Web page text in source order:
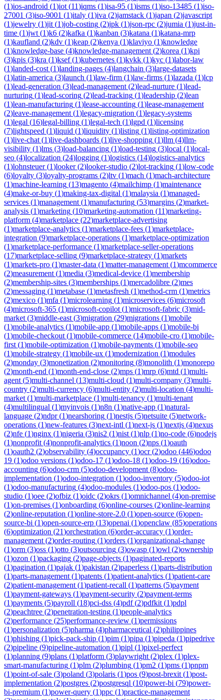
(1)ios-android (1)iot (11)iqms (1)isa-95 (1)isms (1)iso-13485 (1)iso-
27001 (3)iso-9001 (1)italy (1)iva (2)jamstack (1)japan (2)javascript
(1)jewelry (1)jit (1)job-costing (2)jpk (1)json-rpc (2)jumia (1)just-in-
time (1)jwt (1)k6 (2)kafka (1)kanban (3)katana (1)katana-mrp
(1)kaufland (2)kdv (1)keap (2)kenya (1)klaviyo (1)knowledge
(1)knowledge-base (4)knowledge-management (2)korea (1)kpi
(3)kpis (3)kra (1)ksef(1)kubernetes (1)kvkk (1)kyc (1)labor-law
(1)landed-cost (1)landing-pages (4)langchain (3)large-datasets
(1)latin-america (3)launch (1)law-firm (1)law-firms (1)lazada (1)lcp
(1)lead-generation (3)lead-management (2)lead-nurture (1)lead-
nurturing (1)lead-scoring (2)lead-tracking (1)leadership (2)lean
(1)lean-manufacturing (1)lease-accounting (1)lease-management
(2)leave-management (1)legacy-migration (1)legacy-systems
(1)legal (16)legal-billing (1)legal-tech (1)lgpd (1)licensing
(7)lightspeed (1)liquid (1)liquidity (1)listing (1)listing-optimization
(1)live-chat (1)live-dashboards (1)live-shopping (1)llm (4)llm-
visibility (1)lms (3)load-balancing (1)load-testing (3)local (1)local-
seo (4)localization (24)logging (1)logistics (14)logistics-analytics
(1)lohnsteuer(1)looker(2)looker-studio (2)lot-tracking (1)low-code
(6)loyalty (3)loyalty-programs (2)ltv (1)mach (1)mach-architecture
(1)machine-learning (13)magento (4)mailchimp (1)maintenance
(4)make-or-buy (1)making-tax-digital (1)malaysia (1)managed-
services (1)management (1)manufacturing (53)margins (2)market-
analysis (1)marketing (10)marketing-automation (11)marketing-
platform (4)marketplace (22)marketplace-advertising
(1)marketplace-analytics (1)marketplace-fees (1)marketplace-
integration (9)marketplace-operations (1)marketplace-optimization
(1)marketplace-performance (1)marketplace-seller-operations
(17)marketplace-selling (9)marketplace-strategy (1)markets
(1)markets-pro (1)master-data (1)matter-management (1)mcommerce
(2)measurement (1)media (3)medical-device (1)membership
(2)membership-sites (3)memberships (1)mercadolibre (2)mes
(2)messaging (1)metabase (1)metasfresh (1)method-crm (1)metrics
(2)mexico (1)mfa (1)microlearning (1)microservices (6)microsoft
(4)microsoft-365 (1)microsoft-copilot (1)microsoft-fabric (3)mid-
market (3)middle-east (3)migration (29)migrations (1)mobile
(1)mobile-analytics (1)mobile-app (1)mobile-apps (1)mobile-bi
(1)mobile-checkout (1)mobile-commerce (14)mobile-cro (1)mobile-
first (1)mobile-optimization (1)mobile-payments (1)mobile-seo
(1)mobile-strategy (1)mobile-ux (1)modernization (1)modules
(2)monday (3)monetization (2)monitoring (8)monolith (1)monorepo
(2)month-end (1)month-end-close (2)mps (1)mrp (6)mtd (1)multi-
agent (5)multi-channel (13)multi-cloud (1)multi-company (3)multi-
country (2)multi-currency (6)multi-entity (2)multi-location (4)multi-
market (1)multi-marketplace (1)multi-tenancy (1)multi-tenant
(4)multilingual (1)myinvois (1)n8n (1)native-app (1)natural-
language (2)ndpr(1)nearshoring (1)nestjs (5)netsuite (5)network-
operations (1)new-features (3)next-intl (1)next-js (1)nextjs (4)nexus
(2)nfe (1)nginx (1)nigeria (3)nis2 (1)nist (1)nlp (1)no-code (6)nodejs
(1)nonprofit (4)nonprofit-analytics (1)noon (2)nps (1)oauth
(1)oauth2 (2)observability (4)occupancy (1)ocr(2)odoo (446)odoo
19 (1)odoo versions (1)odoo-17 (1)odoo-18 (1)odoo-19 (16)odoo-
accounting (6)odoo-crm (5)odoo-development (8)odoo-
implementation (1)odoo-integration (1)odoo-inventory (5)odoo-iot
(1)odoo-manufacturing (4)odoo-modules (1)odoo-pos (1)odoo-
studio (1)oee (2)ofbiz (1)oidc (2)okrs (1)omnichannel (4)on-premise
(1)on-premises (1)onboarding (6)online-courses (2)online-learning
(2)online-reputation (1)online-store-2.0 (1)open-source (6)open-
source-bi (1)open-source-erp (13)openai (1)openclaw (85)operations
(6)optimization (21)orchestration (6)order-accuracy (1)order-
management (2)order-routing (1)orders (1)organizational-change
(1)orm (3)oss (1)otto (3)outsourcing (3)owasp (1)owl (2)ownership
(1)ozon (1)packaging (2)page-objects (1)paginated-reports
(1)pagination (1)pajak (1)pakistan (2)paperless (1)parts-distribution
(1)parts-management (1)patents (1)patient-analytics (1)patient-care
(2)patient-management (1)patient-recall (1)patterns (5)payment
(1)payment-gateways (1)payment-security (2)payment-terms
(1)payments (5)payroll (18)pci-dss (4)pdf(2)pdfkit (1)pdpl
(2)peachtree (2)penetration-testing (1)people-analytics
(2)performance (25)performance-review (1)permissions
(1)personalization (5)pharma (4)pharmaceutical (2)philippines
(1)phishing (1)pick-pack-ship (1)pim (1)pipa (1)pipeda (1)pipedrive
(2)pipeline (9)pipeline-automation (1)pipl (1)pixel-perfect
(1)planning (9)plans (1)platform (3)playwright (2)plex (1)plex-
smart-manufacturing (1)plm (2)plumbing (1)pm2 (1)pms (1)pnpm
(1)point-of-sale (3)poland (3)polaris (1)pos (9)post-brexit (1)post-
implementation (2)postgres (2)postgresql (10)power-bi (79)power-
bi-premium (1)power-query (1)ppc (1)practice-management